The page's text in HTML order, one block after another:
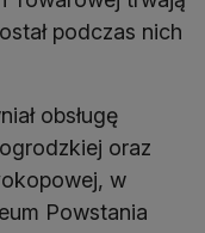
podczas nich
obsługę
oraz
w
Powstania